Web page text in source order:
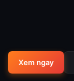
Xem ngay